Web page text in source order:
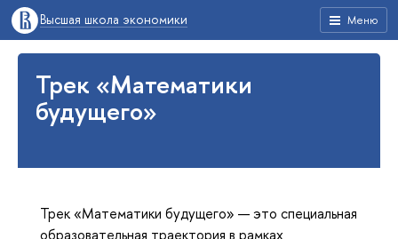
Меню
Высшая школа экономики
Трек «Математики
будущего»
Трек «Математики будущего» — это специальная
образовательная траектория в рамках